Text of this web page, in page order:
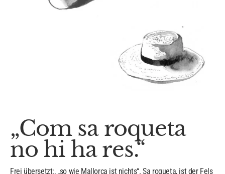
„Com sa roqueta
no hi ha res.“
Frei übersetzt:, „so wie Mallorca ist nichts“. Sa roqueta, ist der Fels